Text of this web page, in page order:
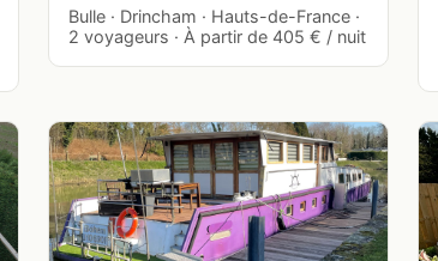
Bulle · Drincham · Hauts-de-France ·
2 voyageurs · À partir de 405 € / nuit